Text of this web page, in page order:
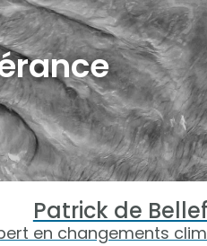
Patrick de
en changements